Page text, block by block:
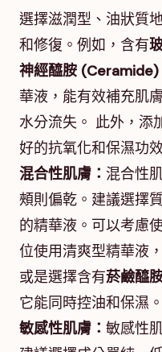
選擇滋潤型、油狀質
和修復。例如，含有
神經醯胺 (Ceramide)
華液，能有效補充肌
水分流失。 此外，添
好的抗氧化和保濕功
混合性肌膚： 混合性
頰則偏乾。建議選擇
的精華液。可以考慮
位使用清爽型精華液
或是選擇含有菸鹼醯
它能同時控油和保濕。
敏感性肌膚： 敏感性